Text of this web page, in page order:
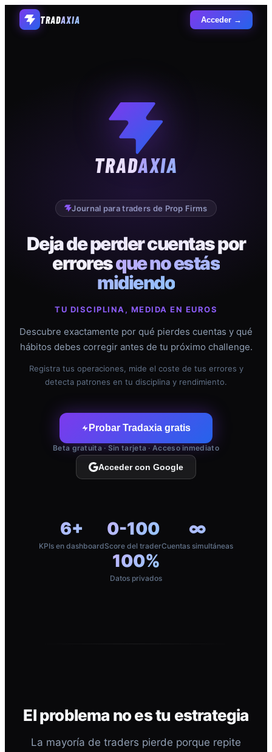
TRADAXIA Acceder →
TRADAXIA
Journal para traders de Prop Firms
Deja de perder cuentas por
erroresque no estás
midiendo
TU DISCIPLINA, MEDIDA EN EUROS
Descubre exactamente por qué pierdes cuentas y qué
hábitos debes corregir antes de tu próximo challenge.
Registra tus operaciones, mide el coste de tus errores y
detecta patrones en tu disciplina y rendimiento.
Probar Tradaxia gratis
Beta gratuita · Sin tarjeta · Acceso inmediato
Acceder con Google
6+
KPIs en dashboard
0-100
Score del trader
∞
Cuentas simultáneas
100%
Datos privados
El problema no es tu estrategia
La mayoría de traders pierde porque repite